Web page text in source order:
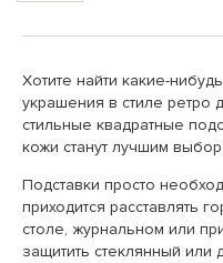
Хотите найти какие-
украшения в стиле ретро
стильные квадратные
кожи станут лучшим
Подставки просто
приходится расставлять
столе, журнальном или
защитить стеклянный или